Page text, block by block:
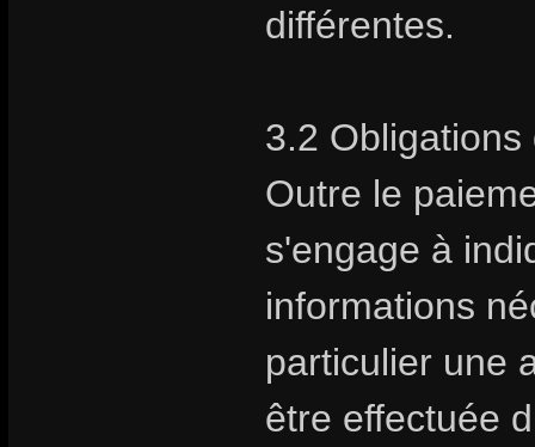
différentes.
3.2
Outre le
s'engage à
informations
particulier une
être effectuée